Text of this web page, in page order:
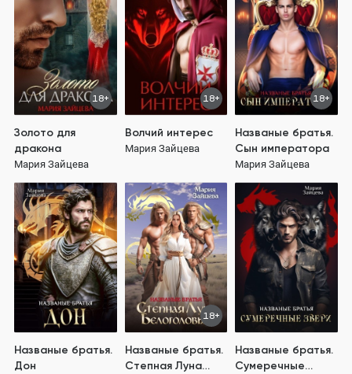
18+
Золото для
дракона
Мария Зайцева
18+
Волчий интерес
Мария Зайцева
18+
Названые братья.
Сын императора
Мария Зайцева
Названые братья.
Дон
18+
Названые братья.
Степная Луна
Названые братья.
Сумеречные